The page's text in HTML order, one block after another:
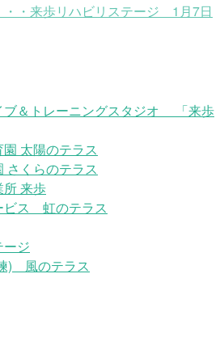
・・来歩リハビリステージ 1月7日
ブ＆トレーニングスタジオ 「来歩
太陽のテラス
さくらのテラス
所 来歩
ビス 虹のテラス
ジ
) 風のテラス